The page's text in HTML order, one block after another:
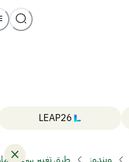
LEAP26